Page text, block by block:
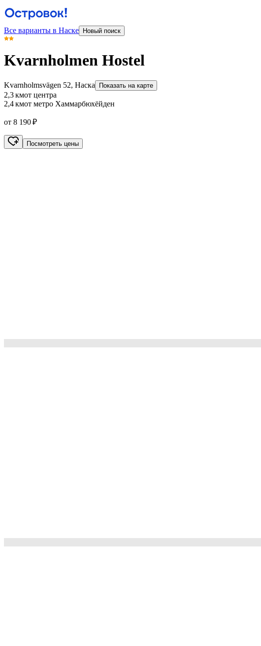
Все варианты в Наске Новый поиск
Kvarnholmen Hostel
Kvarnholmsvägen 52, Наска Показать на карте
2,3 кмот центра
2,4 кмот метро Хаммарбюхёйден
от 8 190 ₽
Посмотреть цены